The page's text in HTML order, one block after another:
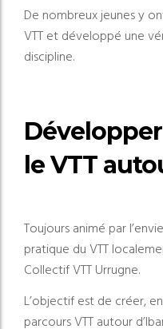
De nombreux jeunes y
VTT et développé une
discipline.
le VTT
Toujours animé par
pratique du VTT
Collectif VTT Urrugne.
L’objectif est de créer,
parcours VTT autour